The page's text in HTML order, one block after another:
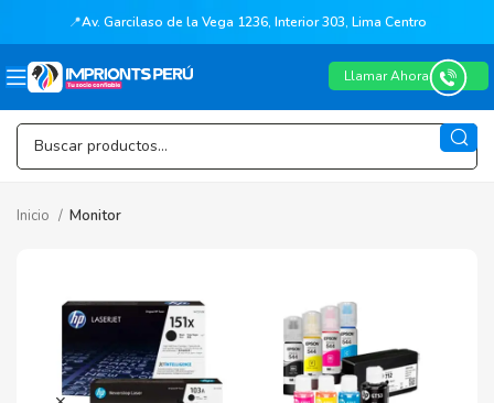
📍Av. Garcilaso de la Vega 1236, Interior 303, Lima Centro
Llamar Ahora
Inicio Monitor